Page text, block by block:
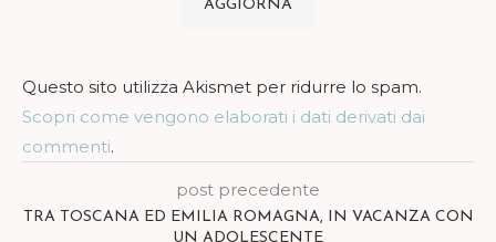
Questo sito utilizza Akismet per ridurre lo spam.
Scopri come vengono elaborati i dati derivati dai
commenti.
post precedente
TRA TOSCANA ED EMILIA ROMAGNA, IN VACANZA CON
UN ADOLESCENTE